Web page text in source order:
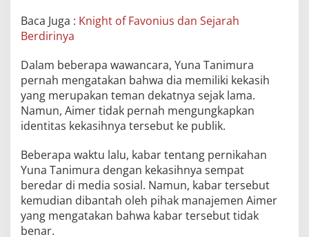
Baca Juga : Knight of Favonius dan Sejarah
Berdirinya
Dalam beberapa wawancara, Yuna Tanimura
pernah mengatakan bahwa dia memiliki kekasih
yang merupakan teman dekatnya sejak lama.
Namun, Aimer tidak pernah mengungkapkan
identitas kekasihnya tersebut ke publik.
Beberapa waktu lalu, kabar tentang pernikahan
Yuna Tanimura dengan kekasihnya sempat
beredar di media sosial. Namun, kabar tersebut
kemudian dibantah oleh pihak manajemen Aimer
yang mengatakan bahwa kabar tersebut tidak
benar.